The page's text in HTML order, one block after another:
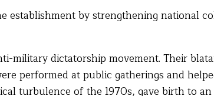
establishment by strengthening national
military dictatorship movement. Their
performed at public gatherings and
turbulence of the 1970s, gave birth to